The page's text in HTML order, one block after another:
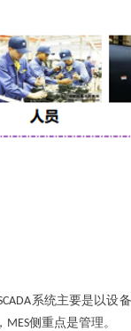
系统主要是以设
MES侧重点是管理。